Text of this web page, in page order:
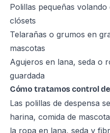
Polillas pequeñas
clósets
Telarañas o grumos en
mascotas
Agujeros en lana, seda o
guardada
Cómo tratamos control
Las polillas de despensa
harina, comida de
la ropa en lana, seda y